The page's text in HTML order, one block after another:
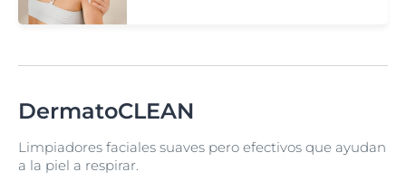
DermatoCLEAN
Limpiadores faciales suaves pero efectivos que ayudan
a la piel a respirar.